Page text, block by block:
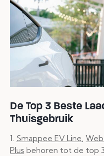
De Top 3 Beste
Thuisgebruik
1. Smappee EV Line,
Plus behoren tot de top